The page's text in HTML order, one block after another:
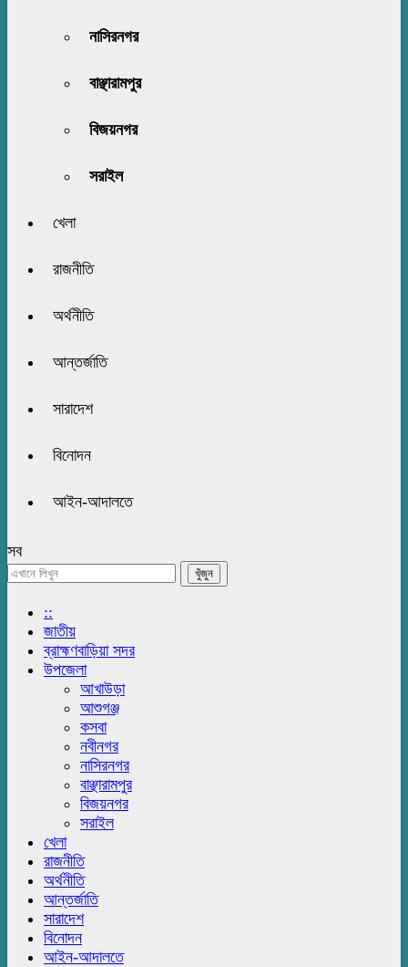
নাসিরনগর
বাঞ্ছারামপুর
বিজয়নগর
সরাইল
খেলা
রাজনীতি
অর্থনীতি
আন্তর্জাতি
সারাদেশ
বিনোদন
আইন-আদালতে
সব
::
জাতীয়
ব্রাহ্মণবাড়িয়া সদর
উপজেলা
আখাউড়া
আশুগঞ্জ
কসবা
নবীনগর
নাসিরনগর
বাঞ্ছারামপুর
বিজয়নগর
সরাইল
খেলা
রাজনীতি
অর্থনীতি
আন্তর্জাতি
সারাদেশ
বিনোদন
আইন-আদালতে